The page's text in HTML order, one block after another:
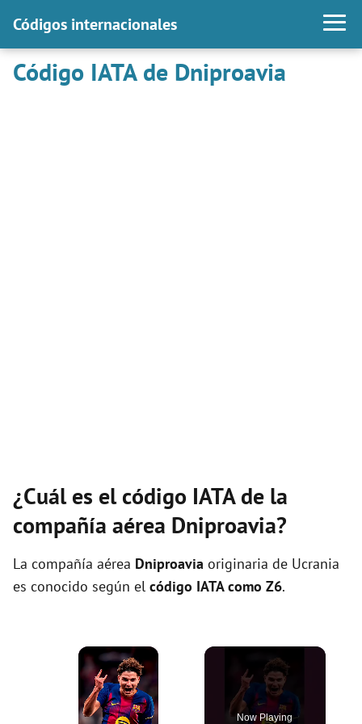
Códigos internacionales
Código IATA de Dniproavia
¿Cuál es el código IATA de la
compañía aérea Dniproavia?
La compañía aérea Dniproavia originaria de Ucrania
es conocido según el código IATA como Z6.
×
Now Playing